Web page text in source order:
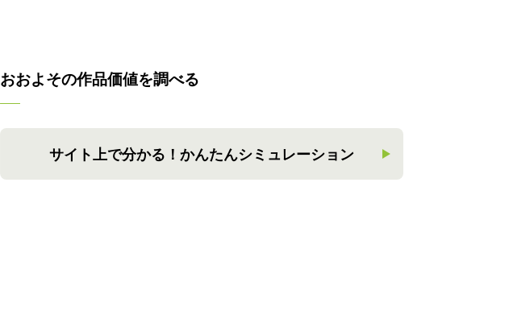
おおよその作品価値を調べる
サイト上で分かる！ かんたんシミュレーション